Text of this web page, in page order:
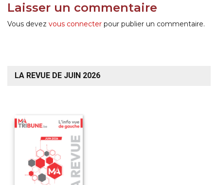
Laisser un commentaire
Vous devez vous connecter pour publier un commentaire.
LA REVUE DE JUIN 2026